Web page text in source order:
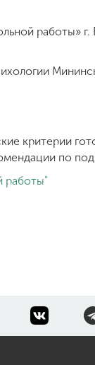
работы»
критерии
по